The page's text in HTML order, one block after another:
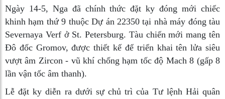
Ngày 14-5, Nga đã chính thức đặt ky đóng mới chiếc
khinh hạm thứ 9 thuộc Dự án 22350 tại nhà máy đóng tàu
Severnaya Verf ở St. Petersburg. Tàu chiến mới mang tên
Đô đốc Gromov, được thiết kế để triển khai tên lửa siêu
vượt âm Zircon - vũ khí chống hạm tốc độ Mach 8 (gấp 8
lần vận tốc âm thanh).
Lễ đặt ky diễn ra dưới sự chủ trì của Tư lệnh Hải quân